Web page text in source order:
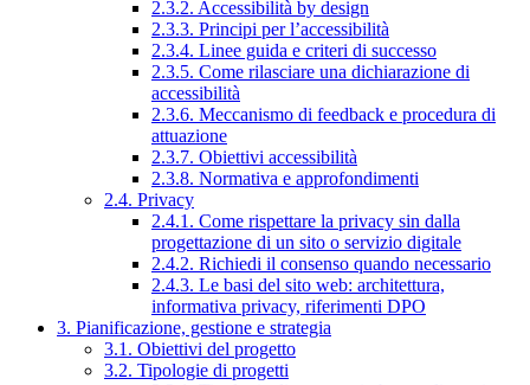
2.3.2. Accessibilità by design
2.3.3. Principi per l’accessibilità
2.3.4. Linee guida e criteri di successo
2.3.5. Come rilasciare una dichiarazione di
accessibilità
2.3.6. Meccanismo di feedback e procedura di
attuazione
2.3.7. Obiettivi accessibilità
2.3.8. Normativa e approfondimenti
2.4. Privacy
2.4.1. Come rispettare la privacy sin dalla
progettazione di un sito o servizio digitale
2.4.2. Richiedi il consenso quando necessario
2.4.3. Le basi del sito web: architettura,
informativa privacy, riferimenti DPO
3. Pianificazione, gestione e strategia
3.1. Obiettivi del progetto
3.2. Tipologie di progetti